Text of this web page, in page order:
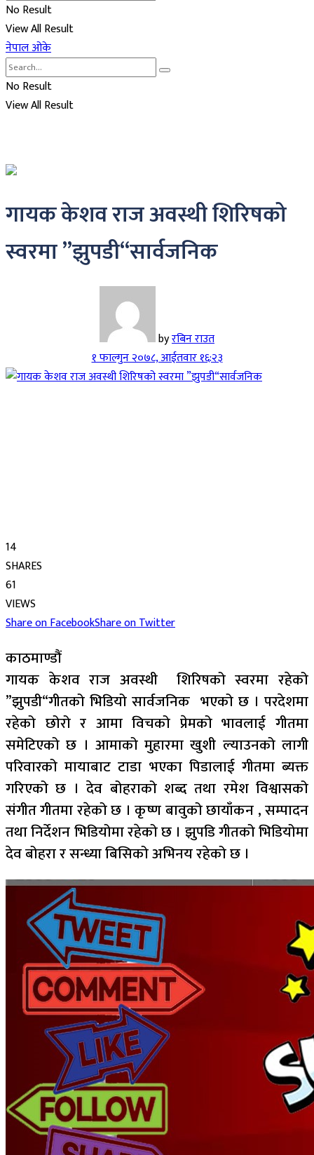
No Result
View All Result
नेपाल ओके
No Result
View All Result
गायक केशव राज अवस्थी शिरिषको
स्वरमा ”झुपडी“सार्वजनिक
byरबिन राउत
१ फाल्गुन २०७८, आईतवार १६:२३
14
SHARES
61
VIEWS
Share on FacebookShare on Twitter
काठमाण्डौं
गायक केशव राज अवस्थी शिरिषको स्वरमा रहेको
”झुपडी“गीतको भिडियो सार्वजनिक भएको छ । परदेशमा
रहेको छोरो र आमा विचको प्रेमको भावलाई गीतमा
समेटिएको छ । आमाको मुहारमा खुशी ल्याउनको लागी
परिवारको मायाबाट टाडा भएका पिडालाई गीतमा ब्यक्त
गरिएको छ । देव बोहराको शब्द तथा रमेश विश्वासको
संगीत गीतमा रहेको छ । कृष्ण बावुको छायाँकन , सम्पादन
तथा निर्देशन भिडियोमा रहेको छ । झुपडि गीतको भिडियोमा
देव बोहरा र सन्ध्या बिसिको अभिनय रहेको छ ।